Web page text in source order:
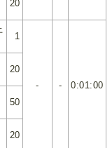
20
1
- - 0:01:00
20
50
20